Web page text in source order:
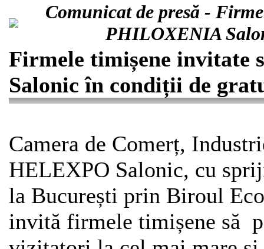
Comunicat de presă -
PHILOXENIA
Firmele timișene invitate
Salonic în condiții de
Camera de Comerț,
HELEXPO Salonic, cu
la București prin Biroul
invită firmele timișene să